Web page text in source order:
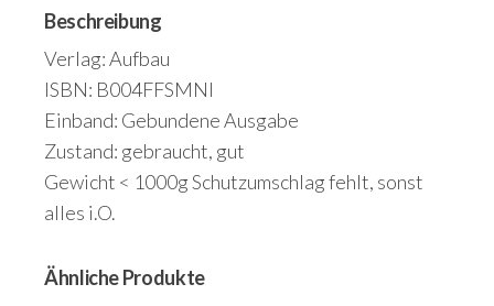
Lieder
Menge
Beschreibung
Verlag: Aufbau
ISBN: B004FFSMNI
Einband: Gebundene Ausgabe
Zustand: gebraucht, gut
Gewicht < 1000g Schutzumschlag fehlt, sonst
alles i.O.
Ähnliche Produkte